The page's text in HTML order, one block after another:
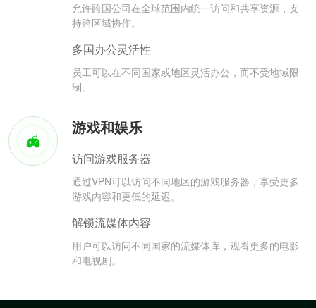
允许跨国公司在全球范围内统一访问和共享资源，支
持跨区域协作。
多国办公灵活性
员工可以在不同国家或地区灵活办公，而不受地域限
制。
游戏和娱乐
访问游戏服务器
通过VPN可以访问不同地区的游戏服务器，享受更多
游戏内容和更低的延迟。
解锁流媒体内容
用户可以访问不同国家的流媒体库，观看更多的电影
和电视剧。